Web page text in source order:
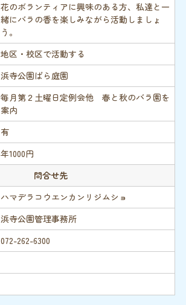
花のボランティアに興味のある方、私達と一
緒にバラの香を楽しみながら活動しましょ
う。
地区・校区で活動する
浜寺公園ばら庭園
毎月第２土曜日定例会他 春と秋のバラ園を
案内
有
年1000円
問合せ先
ハマデラコウエンカンリジムショ
浜寺公園管理事務所
072-262-6300